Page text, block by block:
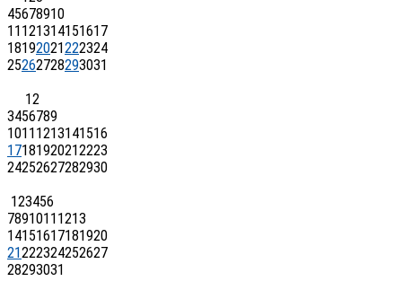
45678910
11 121314151617
18192021222324
25262728293031
12
3456789
1011 1213141516
17181920212223
24252627282930
123456
7891011 1213
14151617181920
21222324252627
28293031